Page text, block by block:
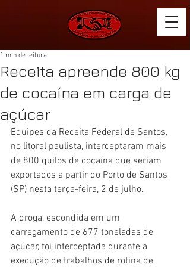
Receita apreende 800 kg
de cocaína em carga de
açúcar
1 min de leitura
Equipes da Receita Federal de Santos,
no litoral paulista, interceptaram mais
de 800 quilos de cocaína que seriam
exportados a partir do Porto de Santos
(SP) nesta terça-feira, 2 de julho.
A droga, escondida em um
carregamento de 677 toneladas de
açúcar, foi interceptada durante a
execução de trabalhos de rotina de